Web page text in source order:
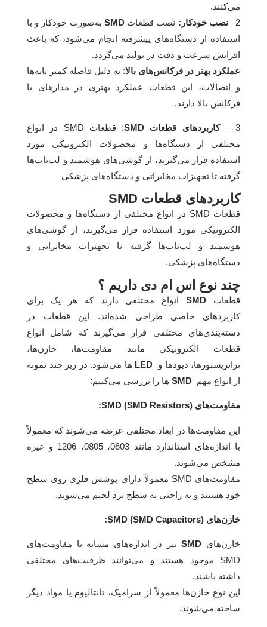
می‌کنند.
2 –
نصب خودکار: نصب قطعاتSMD به‌صورت خودکار و با
استفاده از دستگاه‌های پیشرفته انجام می‌شود، که باعث
افزایش سرعت و دقت در تولید می‌گردد.
عملکرد بهتر در فرکانس‌های بالا: به دلیل فاصله کمتر پایه‌ها
و اتصالات، این قطعات عملکرد بهتری در مدارهای با
فرکانس بالا دارند.
3 – کاربردهای قطعات SMD
: قطعات SMD در انواع
مختلفی از دستگاه‌ها و محصولات الکترونیکی مورد
استفاده قرار می‌گیرند، از گوشی‌های هوشمند و لپ‌تاپ‌ها
گرفته تا تجهیزات مخابراتی و دستگاه‌های پزشکی
کاربردهای قطعات SMD
قطعات SMD در انواع مختلفی از دستگاه‌ها و محصولات
الکترونیکی مورد استفاده قرار می‌گیرند، از گوشی‌های
هوشمند و لپ‌تاپ‌ها گرفته تا تجهیزات مخابراتی و
دستگاه‌های پزشکی.
چند نوع اس ام دی داریم ؟
قطعات SMDانواع مختلفی دارند که هر یک برای
کاربردهای خاصی طراحی شده‌اند. این قطعات در
دسته‌بندی‌های مختلفی قرار می‌گیرند که شامل انواع
قطعات الکترونیکی مانند مقاومت‌ها، خازن‌ها،
ترانزیستورها، دیودها و LED ها می‌شود. در زیر چند نمونه
از انواع مهم SMD ها را بررسی می‌کنیم:
مقاومت‌های SMD (SMD Resistors):
این مقاومت‌ها در ابعاد مختلفی عرضه می‌شوند که معمولاً
با اندازه‌های استاندارد مانند 0603، 0805، 1206 و غیره
مشخص می‌شوند.
مقاومت‌های SMD معمولاً دارای پوشش فلزی روی سطح
خود هستند و به راحتی به سطح برد لحیم می‌شوند.
خازن‌های SMD (SMD Capacitors):
خازن‌های SMDنیز در اندازه‌های مشابه با مقاومت‌های
SMD موجود هستند و می‌توانند ظرفیت‌های مختلفی
داشته باشند.
این نوع خازن‌ها معمولاً از سرامیک، تانتالیوم یا مواد دیگر
ساخته می‌شوند.